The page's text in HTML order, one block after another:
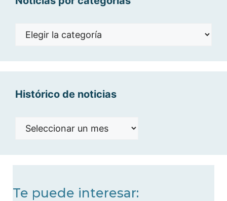
Noticias
Histórico de noticias
Histórico
Te puede interesar: